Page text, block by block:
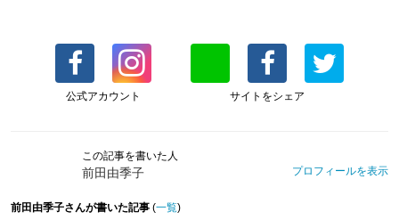
公式アカウント サイトをシェア
この記事を書いた人
前田由季子 プロフィールを表示
前田由季子さんが書いた記事 (一覧)